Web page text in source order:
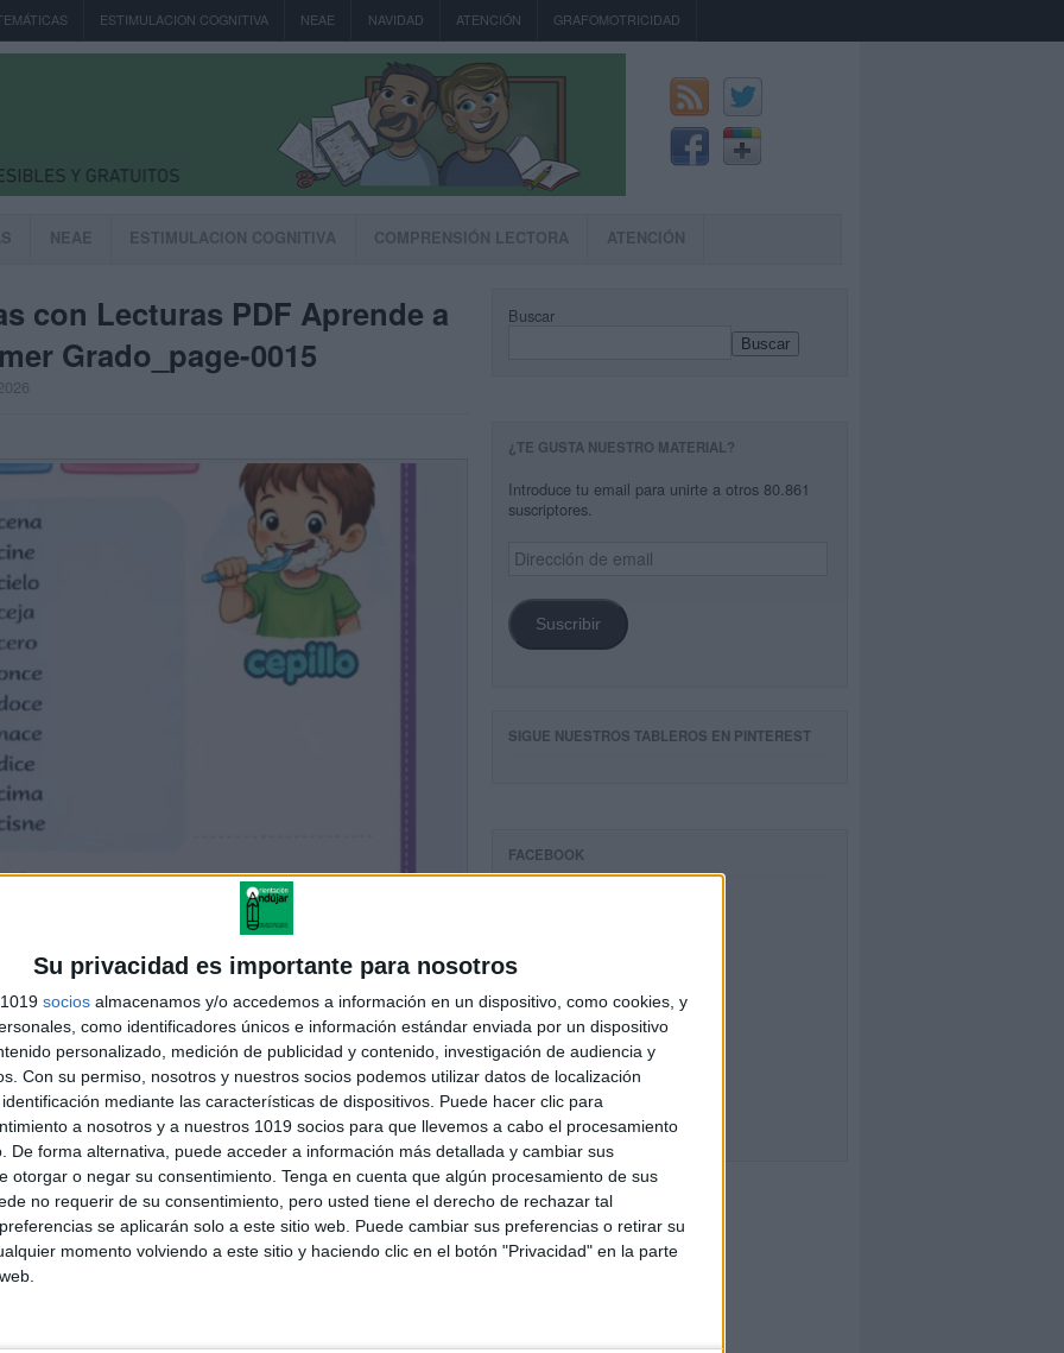
Su privacidad es importante para nosotros
socios almacenamos y/o accedemos a información en un dispositivo, como cookies, y
como identificadores únicos e información estándar enviada por un dispositivo
personalizado, medición de publicidad y contenido, investigación de audiencia y
Con su permiso, nosotros y nuestros socios podemos utilizar datos de localización
mediante las características de dispositivos. Puede hacer clic para
a nosotros y a nuestros 1019 socios para que llevemos a cabo el procesamiento
De forma alternativa, puede acceder a información más detallada y cambiar sus
otorgar o negar su consentimiento. Tenga en cuenta que algún procesamiento de sus
no requerir de su consentimiento, pero usted tiene el derecho de rechazar tal
se aplicarán solo a este sitio web. Puede cambiar sus preferencias o retirar su
momento volviendo a este sitio y haciendo clic en el botón "Privacidad" en la parte
ESTIMULACION COGNITIVA NEAE NAVIDAD ATENCIÓN GRAFOMOTRICIDAD
NEAE ESTIMULACION COGNITIVA COMPRENSIÓN LECTORA ATENCIÓN
con Lecturas PDF Aprende a
Grado_page-0015
Buscar
Buscar
¿TE GUSTA NUESTRO MATERIAL?
Introduce tu email para unirte a otros 80.861
suscriptores.
Dirección
de
Suscribir
SIGUE NUESTROS TABLEROS EN PINTEREST
FACEBOOK